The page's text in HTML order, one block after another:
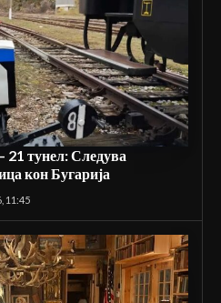
21 тунел: Следува
кон Бугарија
11:45